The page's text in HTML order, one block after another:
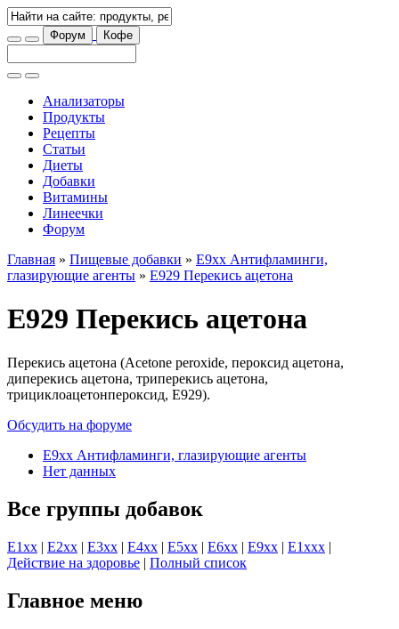
Форум Кофе
Анализаторы
Продукты
Рецепты
Статьи
Диеты
Добавки
Витамины
Линеечки
Форум
Главная » Пищевые добавки » E9xx Антифламинги,
глазирующие агенты » E929 Перекись ацетона
E929 Перекись ацетона
Перекись ацетона (Acetone peroxide, пероксид ацетона,
диперекись ацетона, триперекись ацетона,
трициклоацетонпероксид, E929).
Обсудить на форуме
E9xx Антифламинги, глазирующие агенты
Нет данных
Все группы добавок
E1хх | E2хх | E3хх | E4хх | E5хх | E6хх | E9хх | E1xхх |
Действие на здоровье | Полный список
Главное меню